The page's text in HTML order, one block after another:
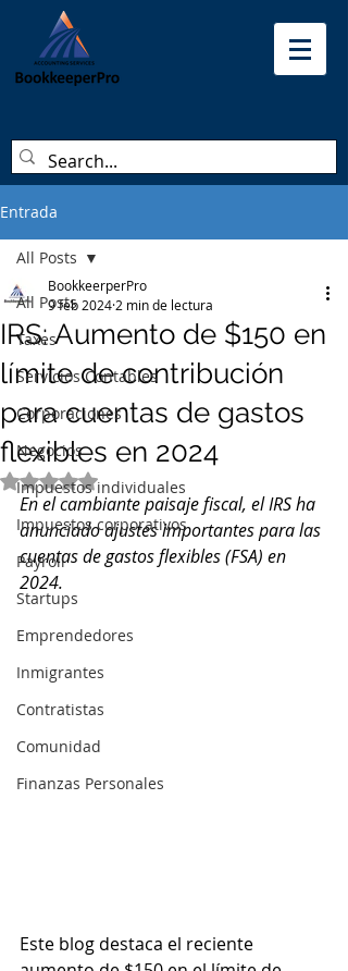
Entrada
All Posts
Taxes
Servicios Contables
Corporaciones
Negocios
Impuestos individuales
Impuestos corporativos
Payroll
Startups
Emprendedores
Inmigrantes
Contratistas
Comunidad
Finanzas Personales
All Posts
IRS: Aumento de $150 en
límite de contribución
para cuentas de gastos
flexibles en 2024
BookkeerperPro
9 feb 2024 2 min de lectura
Obtuvo NaN de 5 estrellas.
En el cambiante paisaje fiscal, el IRS ha
anunciado ajustes importantes para las
cuentas de gastos flexibles (FSA) en
2024.
Este blog destaca el reciente